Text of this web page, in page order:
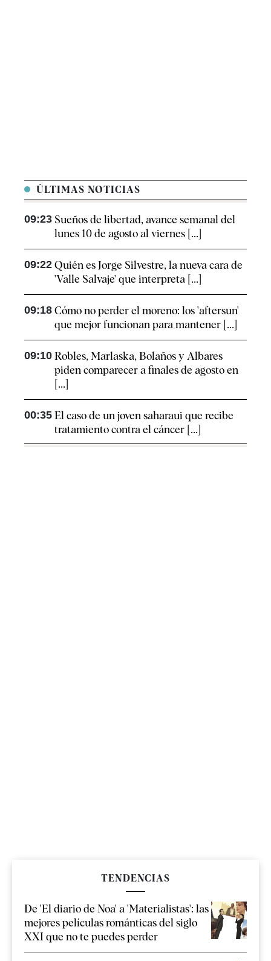
ÚLTIMAS NOTICIAS
09:23 Sueños de libertad, avance semanal del
lunes 10 de agosto al viernes [...]
09:22 Quién es Jorge Silvestre, la nueva cara de
'Valle Salvaje' que interpreta [...]
09:18 Cómo no perder el moreno: los 'aftersun'
que mejor funcionan para mantener [...]
09:10 Robles, Marlaska, Bolaños y Albares
piden comparecer a finales de agosto en
[...]
00:35 El caso de un joven saharaui que recibe
tratamiento contra el cáncer [...]
TENDENCIAS
De 'El diario de Noa' a 'Materialistas': las
mejores películas románticas del siglo
XXI que no te puedes perder